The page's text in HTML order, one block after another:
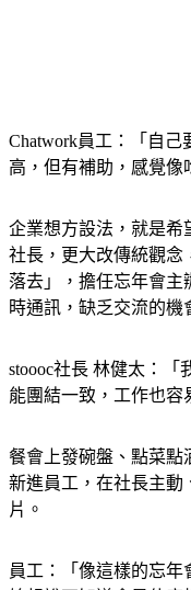
Chatwork員工：「自
高，但有補助，感覺像
企業想方設法，就是希
社長，更大改傳統觀念
落去」，擔任忘年會主
時通訊，缺乏交流的機
stoooc社長 林健太：
能團結一致，工作也容
餐會上發碗盤、點菜點
新進員工，在社長主動
片。
員工：「像這樣的忘年